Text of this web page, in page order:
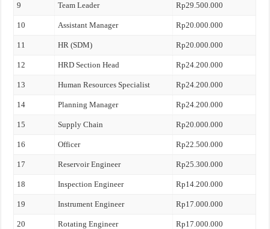
9 Team Leader Rp29.500.000
10 Assistant Manager Rp20.000.000
11 HR (SDM) Rp20.000.000
12 HRD Section Head Rp24.200.000
13 Human Resources Specialist Rp24.200.000
14 Planning Manager Rp24.200.000
15 Supply Chain Rp20.000.000
16 Officer Rp22.500.000
17 Reservoir Engineer Rp25.300.000
18 Inspection Engineer Rp14.200.000
19 Instrument Engineer Rp17.000.000
20 Rotating Engineer Rp17.000.000